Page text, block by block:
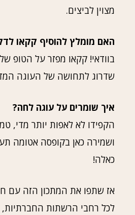
מצוין לביצים.
האם מומלץ להוסיף קקאו
בוודאי! קקאו מפזר על הטופ
שדרוג לתחושה של העוגה
איך שומרים על עוגה לחה?
הקפידו לא לאפות יותר מדי,
ושמירה כאן בקופסה אטומה
כאלה!
אז שתפו את המתכון הזה עם
לכל רחבי הרשתות